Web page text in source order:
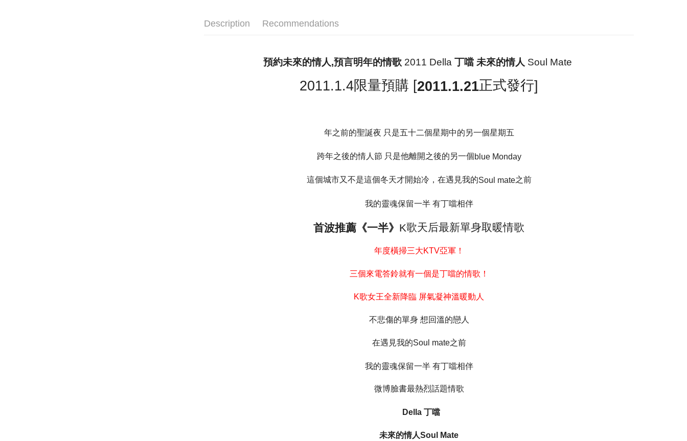
NT$65/order | Free shipping on orders of NT$1,000 or more
7-11取貨付款
NT$65/order | Free shipping on orders of NT$1,000 or more
NT$85/order | Free shipping on orders of NT$1,000 or more
海外地區配送
Description Recommendations
預約未來的情人,預言明年的情歌 2011 Della 丁噹 未來的情人 Soul Mate
2011.1.4限量預購 [2011.1.21正式發行]
年之前的聖誕夜 只是五十二個星期中的另一個星期五
跨年之後的情人節 只是他離開之後的另一個blue Monday
這個城市又不是這個冬天才開始冷，在遇見我的Soul mate之前
我的靈魂保留一半 有丁噹相伴
首波推薦《一半》 K歌天后最新單身取暖情歌
年度橫掃三大KTV亞軍！
三個來電答鈴就有一個是丁噹的情歌！
K歌女王全新降臨 屏氣凝神溫暖動人
不悲傷的單身 想回溫的戀人
在遇見我的Soul mate之前
我的靈魂保留一半 有丁噹相伴
微博臉書最熱烈話題情歌
Della 丁噹
未來的情人Soul Mate